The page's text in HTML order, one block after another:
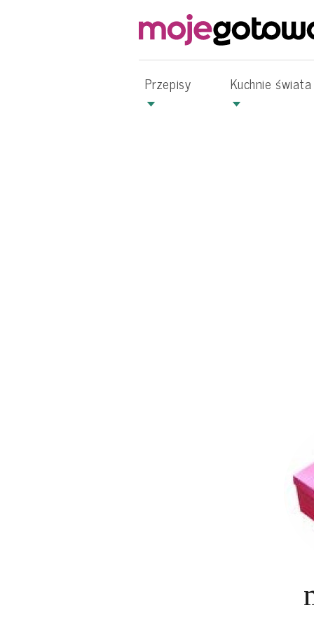
Przepisy Kuchnie świata